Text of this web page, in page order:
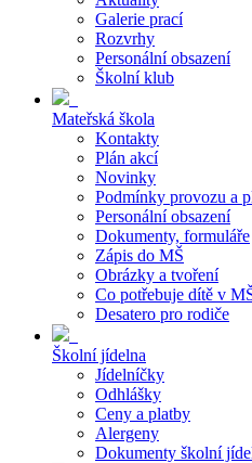
Galerie prací
Rozvrhy
Personální obsazení
Školní klub
Mateřská škola
Kontakty
Plán akcí
Novinky
Podmínky provozu a
Personální obsazení
Dokumenty, formuláře
Zápis do MŠ
Obrázky a tvoření
Co potřebuje dítě v
Desatero pro rodiče
Školní jídelna
Jídelníčky
Odhlášky
Ceny a platby
Alergeny
Dokumenty školní